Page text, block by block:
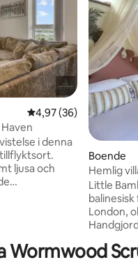
4,97 av 5 i
4,97 (36)
i denna
ljusa och
och
efter
Boende
Hemlig
minuter
Little
London,
brittiskt
Wormwood